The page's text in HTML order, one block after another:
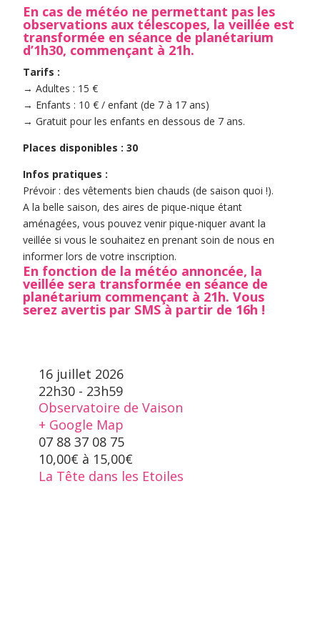
En cas de météo ne permettant pas les
observations aux télescopes, la veillée est
transformée en séance de planétarium
d’1h30, commençant à 21h.
Tarifs :
→ Adultes : 15 €
→ Enfants : 10 € / enfant (de 7 à 17 ans)
→ Gratuit pour les enfants en dessous de 7 ans.
Places disponibles : 30
Infos pratiques :
Prévoir : des vêtements bien chauds (de saison quoi !).
A la belle saison, des aires de pique-nique étant
aménagées, vous pouvez venir pique-niquer avant la
veillée si vous le souhaitez en prenant soin de nous en
informer lors de votre inscription.
En fonction de la météo annoncée, la
veillée sera transformée en séance de
planétarium commençant à 21h. Vous
serez avertis par SMS à partir de 16h !
16 juillet 2026
22h30 - 23h59
Observatoire de Vaison
+ Google Map
07 88 37 08 75
10,00€ à 15,00€
La Tête dans les Etoiles